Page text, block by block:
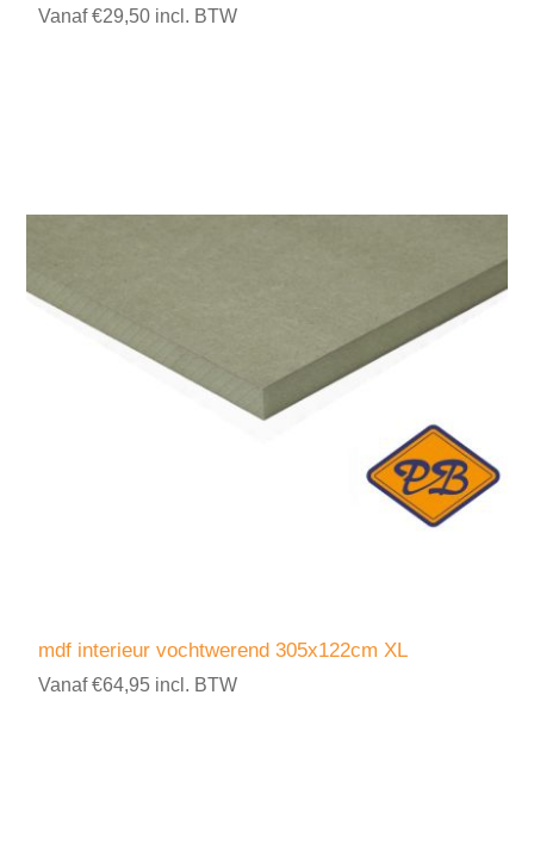
Vanaf €29,50 incl. BTW
mdf interieur vochtwerend 305x122cm XL
Vanaf €64,95 incl. BTW